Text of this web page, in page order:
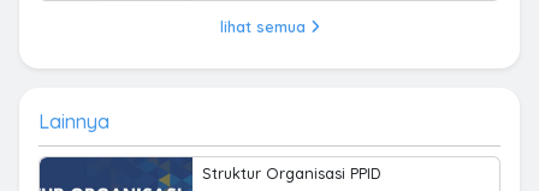
lihat semua
Lainnya
Struktur Organisasi PPID